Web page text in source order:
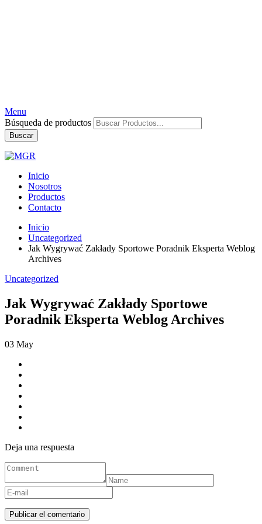
Menu
Búsqueda de productos
Buscar
Inicio
Nosotros
Productos
Contacto
Inicio
Uncategorized
Jak Wygrywać Zakłady Sportowe Poradnik Eksperta Weblog
Archives
Uncategorized
Jak Wygrywać Zakłady Sportowe
Poradnik Eksperta Weblog Archives
03 May
Deja una respuesta